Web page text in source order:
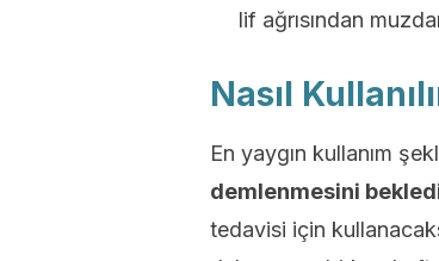
lif ağrısından
Nasıl
En yaygın kullanım
demlenmesini
tedavisi için